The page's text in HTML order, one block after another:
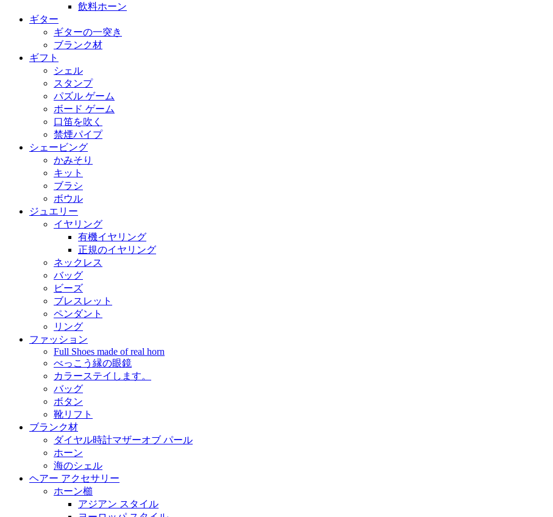
飲料ホーン
ギター
ギターの一突き
ブランク材
ギフト
シェル
スタンプ
パズル ゲーム
ボード ゲーム
口笛を吹く
禁煙パイプ
シェービング
かみそり
キット
ブラシ
ボウル
ジュエリー
イヤリング
有機イヤリング
正規のイヤリング
ネックレス
バッグ
ビーズ
ブレスレット
ペンダント
リング
ファッション
Full Shoes made of real horn
べっこう縁の眼鏡
カラーステイします。
バッグ
ボタン
靴リフト
ブランク材
ダイヤル時計マザーオブ パール
ホーン
海のシェル
ヘアー アクセサリー
ホーン櫛
アジアン スタイル